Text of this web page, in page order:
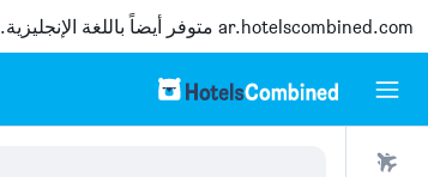
ar.hotelscombined.com متوفر أيضاً باللغة الإنجليزية.